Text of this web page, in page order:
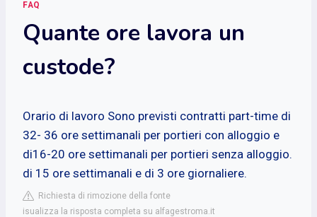
FAQ
Quante ore lavora un
custode?
Orario di lavoro Sono previsti contratti part-time di
32- 36 ore settimanali per portieri con alloggio e
di16-20 ore settimanali per portieri senza alloggio.
di 15 ore settimanali e di 3 ore giornaliere.
Richiesta di rimozione della fonte
isualizza la risposta completa su alfagestroma.it